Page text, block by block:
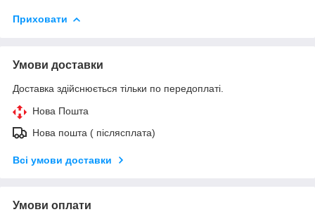
Приховати
Умови доставки
Доставка здійснюється тільки по передоплаті.
Нова Пошта
Нова пошта ( післясплата)
Всі умови доставки
Умови оплати